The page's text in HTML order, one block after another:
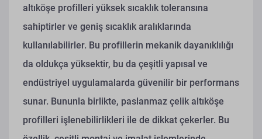
altıköşe profilleri yüksek sıcaklık toleransına
sahiptirler ve geniş sıcaklık aralıklarında
kullanılabilirler. Bu profillerin mekanik dayanıklılığı
da oldukça yüksektir, bu da çeşitli yapısal ve
endüstriyel uygulamalarda güvenilir bir performans
sunar. Bununla birlikte, paslanmaz çelik altıköşe
profilleri işlenebilirlikleri ile de dikkat çekerler. Bu